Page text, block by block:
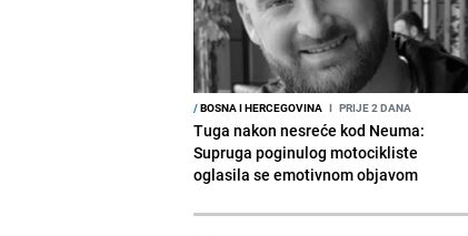
/BOSNA I HERCEGOVINA I PRIJE 2 DANA
Tuga nakon nesreće kod Neuma:
Supruga poginulog motocikliste
oglasila se emotivnom objavom